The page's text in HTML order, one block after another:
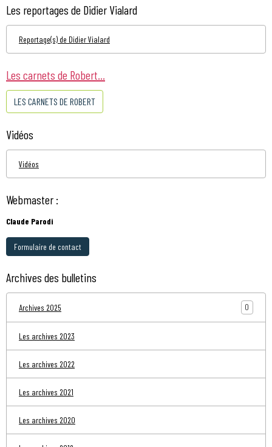
Les reportages de Didier Vialard
Reportage(s) de Didier Vialard
Les carnets de Robert...
LES CARNETS DE ROBERT
Vidéos
Vidéos
Webmaster :
Claude Parodi
Formulaire de contact
Archives des bulletins
Archives 2025 0
Les archives 2023
Les archives 2022
Les archives 2021
Les archives 2020